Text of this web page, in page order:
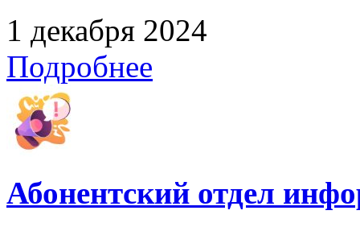
1 декабря 2024
Подробнее
Абонентский отдел